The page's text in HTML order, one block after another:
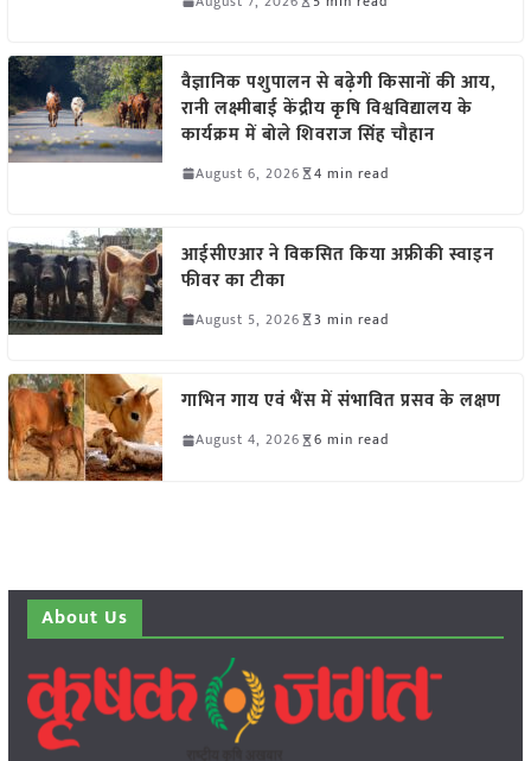
वैज्ञानिक पशुपालन से बढ़ेगी किसानों की आय,
रानी लक्ष्मीबाई केंद्रीय कृषि विश्वविद्यालय के
कार्यक्रम में बोले शिवराज सिंह चौहान
August 6, 2026 4 min read
आईसीएआर ने विकसित किया अफ्रीकी स्वाइन
फीवर का टीका
August 5, 2026 3 min read
गाभिन गाय एवं भैंस में संभावित प्रसव के लक्षण
August 4, 2026 6 min read
About Us